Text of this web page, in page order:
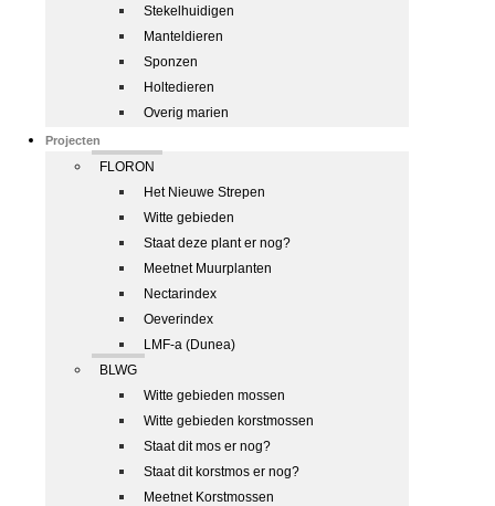
Stekelhuidigen
Manteldieren
Sponzen
Holtedieren
Overig marien
Projecten
FLORON
Het Nieuwe Strepen
Witte gebieden
Staat deze plant er nog?
Meetnet Muurplanten
Nectarindex
Oeverindex
LMF-a (Dunea)
BLWG
Witte gebieden mossen
Witte gebieden korstmossen
Staat dit mos er nog?
Staat dit korstmos er nog?
Meetnet Korstmossen